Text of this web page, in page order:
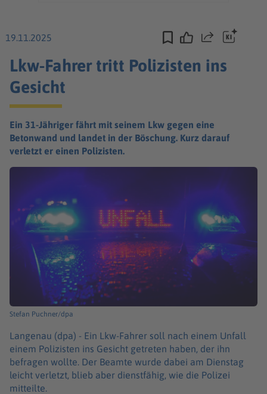
19.11.2025 Teilen
Lkw-Fahrer tritt Polizisten ins
Gesicht
Ein 31-Jähriger fährt mit seinem Lkw gegen eine
Betonwand und landet in der Böschung. Kurz darauf
verletzt er einen Polizisten.
Stefan Puchner/dpa
Langenau (dpa) - Ein Lkw-Fahrer soll nach einem Unfall
einem Polizisten ins Gesicht getreten haben, der ihn
befragen wollte. Der Beamte wurde dabei am Dienstag
leicht verletzt, blieb aber dienstfähig, wie die Polizei
mitteilte.